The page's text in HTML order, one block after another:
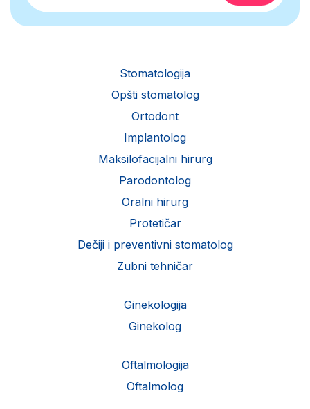
Stomatologija
Opšti stomatolog
Ortodont
Implantolog
Maksilofacijalni hirurg
Parodontolog
Oralni hirurg
Protetičar
Dečiji i preventivni stomatolog
Zubni tehničar
Ginekologija
Ginekolog
Oftalmologija
Oftalmolog